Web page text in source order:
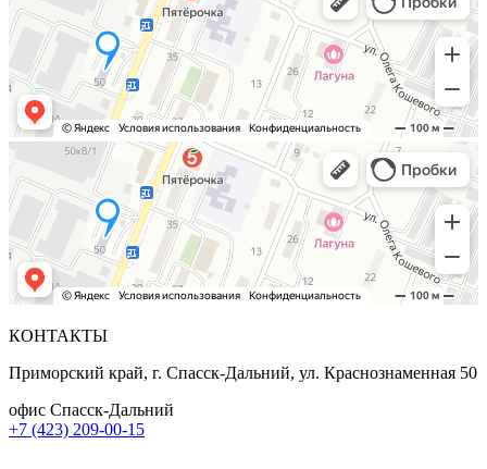
КОНТАКТЫ
Приморский край, г. Спасск-Дальний, ул. Краснознаменная 50
офис Спасск-Дальний
+7 (423) 209-00-15